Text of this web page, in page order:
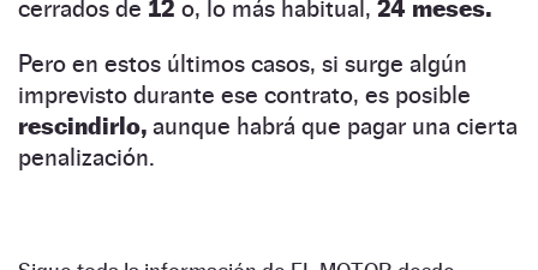
cerrados de 12 o, lo más habitual, 24 meses.
Pero en estos últimos casos, si surge algún
imprevisto durante ese contrato, es posible
rescindirlo, aunque habrá que pagar una cierta
penalización.